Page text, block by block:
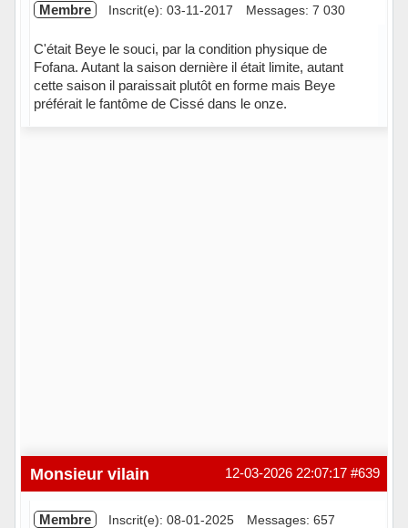
Membre Inscrit(e): 03-11-2017 Messages: 7 030
C'était Beye le souci, par la condition physique de
Fofana. Autant la saison dernière il était limite, autant
cette saison il paraissait plutôt en forme mais Beye
préférait le fantôme de Cissé dans le onze.
#639
12-03-2026 22:07:17
Monsieur vilain
Membre Inscrit(e): 08-01-2025 Messages: 657